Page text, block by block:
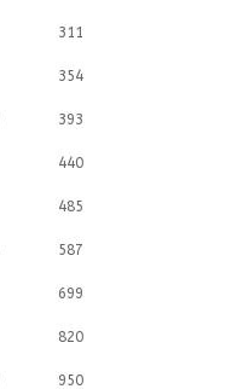
311
354
393
440
485
587
699
820
950